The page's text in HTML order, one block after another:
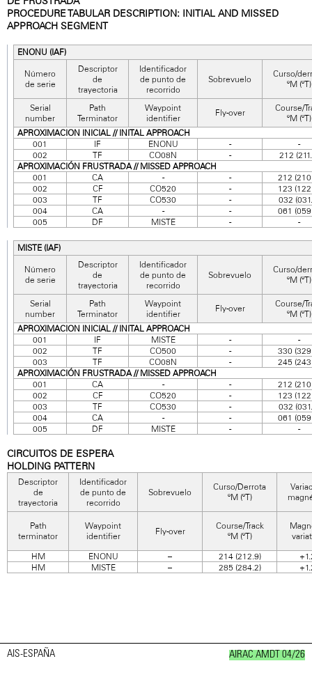
PROCEDURE TABULAR DESCRIPTION: INITIAL AND MISSED
APPROACH SEGMENT
ENONU (IAF)
Número
de serie
Descriptor
de
trayectoria
Identificador
de punto de
recorrido
Sobrevuelo
Curso/
ºM (ºT)
Serial
number
Path
Terminator
Waypoint
identifier
Fly-over
Course/
ºM (ºT)
APROXIMACION INICIAL // INITAL APPROACH
001
IF ENONU -
-
002
TF CO08N -
212
APROXIMACIÓN FRUSTRADA // MISSED APPROACH
001
CA - -
212
002
CF CO520 -
123
003
TF CO530 -
032
004
CA - -
061
005
DF MISTE - -
MISTE (IAF)
Número
de serie
Descriptor
de
trayectoria
Identificador
de punto de
recorrido
Sobrevuelo
Curso/
ºM (ºT)
Serial
number
Path
Terminator
Waypoint
identifier
Fly-over
Course/
ºM (ºT)
APROXIMACION INICIAL // INITAL APPROACH
001
IF MISTE -
-
002
TF CO500 -
330
003
TF CO08N -
245
APROXIMACIÓN FRUSTRADA // MISSED APPROACH
001
CA - -
212
002
CF CO520 -
123
003
TF CO530 -
032
004
CA - -
061
005
DF MISTE - -
CIRCUITOS DE ESPERA
HOLDING PATTERN
Descriptor
de
trayectoria
Identificador
de punto de
recorrido
Sobrevuelo
Curso/Derrota
ºM (ºT)
Path
terminator
Waypoint
identifier
Fly-over
Course/Track
ºM (ºT)
HM
ENONU – 214 (212.9)
HM
MISTE – 285 (284.2)
AIS-ESPAÑA AIRAC AMDT 04/26